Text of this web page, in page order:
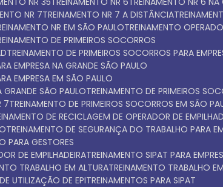
NR 7 TREINAMENTO NR 7 A DISTÂNCIA
NR EM SÃO PAULO TREINAMENTO
DE PRIMEIROS SOCORROS
TREINAMENTO DE PRIMEIROS SOCORROS PARA
EMPRESA NA GRANDE SÃO PAULO
EMPRESA EM SÃO PAULO
GRANDE SÃO PAULO TREINAMENTO DE PRIMEIROS
7 TREINAMENTO DE PRIMEIROS SOCORROS EM SÃO
DE RECICLAGEM DE OPERADOR DE
TREINAMENTO DE SEGURANÇA DO TRABALHO PARA
PARA GESTORES
DE EMPILHADEIRA TREINAMENTO SIPAT PARA
TRABALHO EM ALTURA TREINAMENTO TRABALHO
UTILIZAÇÃO DE EPI TREINAMENTOS PARA SIPAT